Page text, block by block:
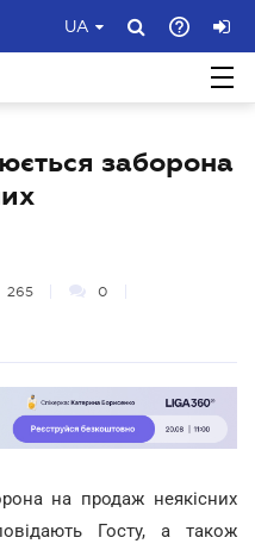
UA
заборона
265 0
на продаж неякісних
Госту, а також